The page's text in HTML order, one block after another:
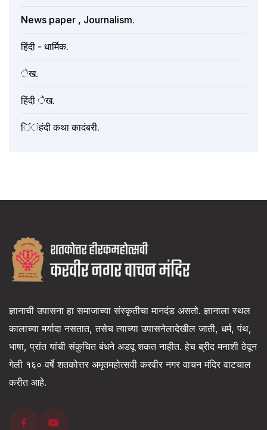
News paper , Journalism.
हिंंदी - धार्मिक.
ेख.
हिंदी ेख.
िंंंहंदी कथा कादंबरी.
ज्ञानाची उपासना हा समाजाच्या संस्कृतीचा मानदंड असतो. ज्ञानाला स्थल
कालाच्या मर्यादा नसतात, तसेच त्याच्या उपासनेलादेखील जाती, धर्म, पंथ,
भाषा, प्रांत यांची संकुचित बंधने अडवू शकत नाहीत. हेच ब्रीद मनाशी ठेवून
गेली १६० वर्षे शतकोत्तर अमृतमहोत्सवी करवीर नगर वाचन मंदिर वाटचाल
करीत आहे.